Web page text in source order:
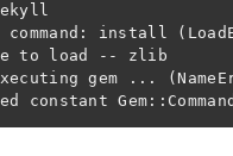
command: install
to load -- zlib
gem ...